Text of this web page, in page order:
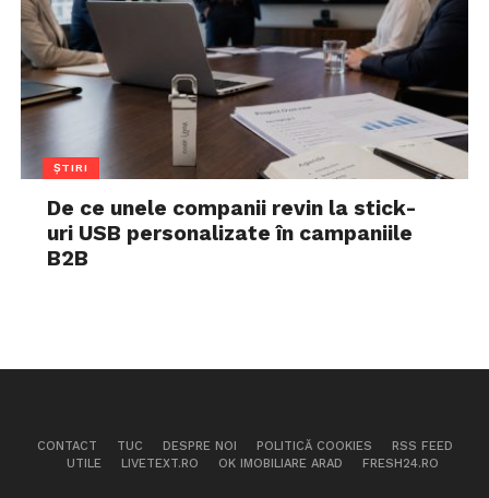
ȘTIRI
De ce unele companii revin la stick-
uri USB personalizate în campaniile
B2B
CONTACT TUC DESPRE NOI POLITICĂ COOKIES
RSS FEED
UTILE
LIVETEXT.RO OK IMOBILIARE ARAD FRESH24.RO